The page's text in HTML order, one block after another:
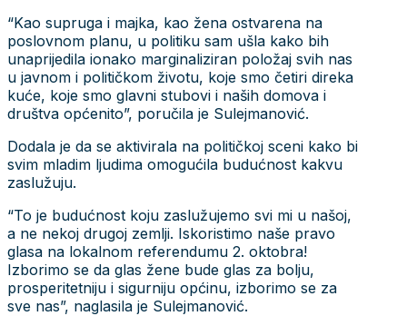
“Kao supruga i majka, kao žena ostvarena na
poslovnom planu, u politiku sam ušla kako bih
unaprijedila ionako marginaliziran položaj svih nas
u javnom i političkom životu, koje smo četiri direka
kuće, koje smo glavni stubovi i naših domova i
društva općenito”, poručila je Sulejmanović.
Dodala je da se aktivirala na političkoj sceni kako bi
svim mladim ljudima omogućila budućnost kakvu
zaslužuju.
“To je budućnost koju zaslužujemo svi mi u našoj,
a ne nekoj drugoj zemlji. Iskoristimo naše pravo
glasa na lokalnom referendumu 2. oktobra!
Izborimo se da glas žene bude glas za bolju,
prosperitetniju i sigurniju općinu, izborimo se za
sve nas”, naglasila je Sulejmanović.